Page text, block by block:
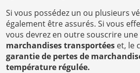
Si vous possédez un ou plusieurs
également être assurés. Si vous
vous devrez en outre souscrire une
marchandises transportées et, le
garantie de pertes de
température régulée.